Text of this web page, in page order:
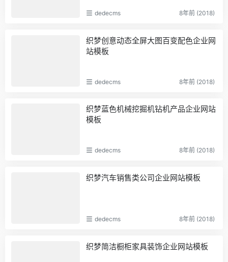
dedecms 8年前 (2018)
织梦创意动态全屏大图百变配色企业网
站模板
dedecms 8年前 (2018)
织梦蓝色机械挖掘机钻机产品企业网站
模板
dedecms 8年前 (2018)
织梦汽车销售类公司企业网站模板
dedecms 8年前 (2018)
织梦简洁橱柜家具装饰企业网站模板